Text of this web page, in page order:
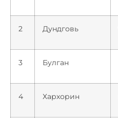
2 Дундговь
3 Булган
4 Хархорин